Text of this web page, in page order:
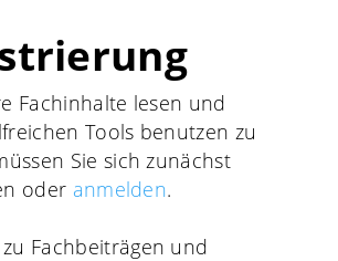
Fachinhalte lesen und
Tools benutzen zu
Sie sich zunächst
oder anmelden.
Fachbeiträgen und